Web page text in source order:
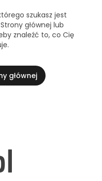
szukasz jest
głównej lub
znaleźć to, co Cię
głównej